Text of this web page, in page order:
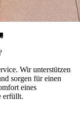
Wir unterstützen
sorgen für einen
eines
erfüllt.